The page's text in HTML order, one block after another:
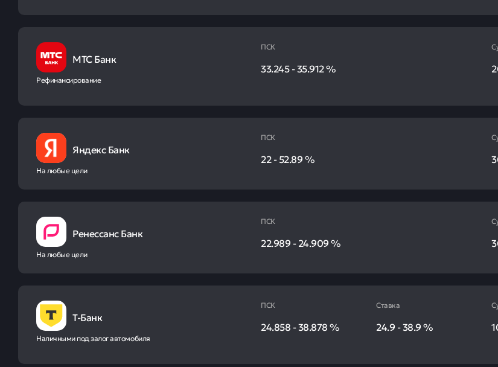
МТС Банк
Рефинансирование
ПСК
33.245-35.912%
Яндекс Банк
На любые цели
ПСК
22-52.89%
Ренессанс Банк
На любые цели
ПСК
22.989-24.909%
Т-Банк
Наличными под залог автомобиля
ПСК
24.858-38.878%
Ставка
24.9-38.9%